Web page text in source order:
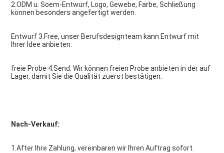
2.ODM u. Soem-Entwurf, Logo, Gewebe, Farbe, Schließung
können besonders angefertigt werden.
Entwurf 3.Free, unser Berufsdesignteam kann Entwurf mit
Ihrer Idee anbieten.
freie Probe 4.Send. Wir können freien Probe anbieten in der auf
Lager, damit Sie die Qualität zuerst bestätigen.
Nach-Verkauf:
1.After Ihre Zahlung, vereinbaren wir Ihren Auftrag sofort.